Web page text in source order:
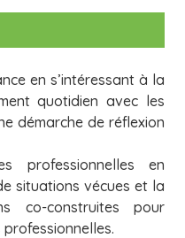
en s’intéressant à la
quotidien avec les
démarche de réflexion
professionnelles en
situations vécues et la
co-construites pour